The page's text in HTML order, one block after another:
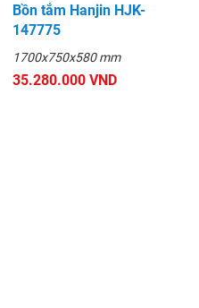
Bồn tắm Hanjin HJK-
147775
1700x750x580 mm
35.280.000 VND